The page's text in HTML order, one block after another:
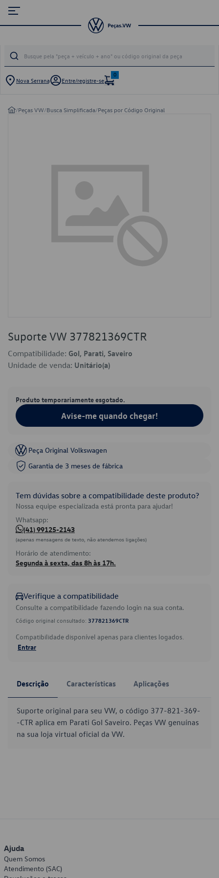
Nova Serrana Entre/registre-se
0
/Peças VW/Busca Simplificada/Peças por Código Original
Suporte VW 377821369CTR
Compatibilidade: Gol, Parati, Saveiro
Unidade de venda: Unitário(a)
Produto temporariamente esgotado.
Avise-me quando chegar!
Peça Original Volkswagen
Garantia de 3 meses de fábrica
Tem dúvidas sobre a compatibilidade deste produto?
Nossa equipe especializada está pronta para ajudar!
Whatsapp:
(41) 99125-2143
(apenas mensagens de texto, não atendemos ligações)
Horário de atendimento:
Segunda à sexta, das 8h às 17h.
Verifique a compatibilidade
Consulte a compatibilidade fazendo login na sua conta.
Código original consultado: 377821369CTR
Compatibilidade disponível apenas para clientes logados.
Entrar
Descrição Características Aplicações
Suporte original para seu VW, o código 377-821-369-
-CTR aplica em Parati Gol Saveiro. Peças VW genuínas
na sua loja virtual oficial da VW.
Ajuda
Quem Somos
Atendimento (SAC)